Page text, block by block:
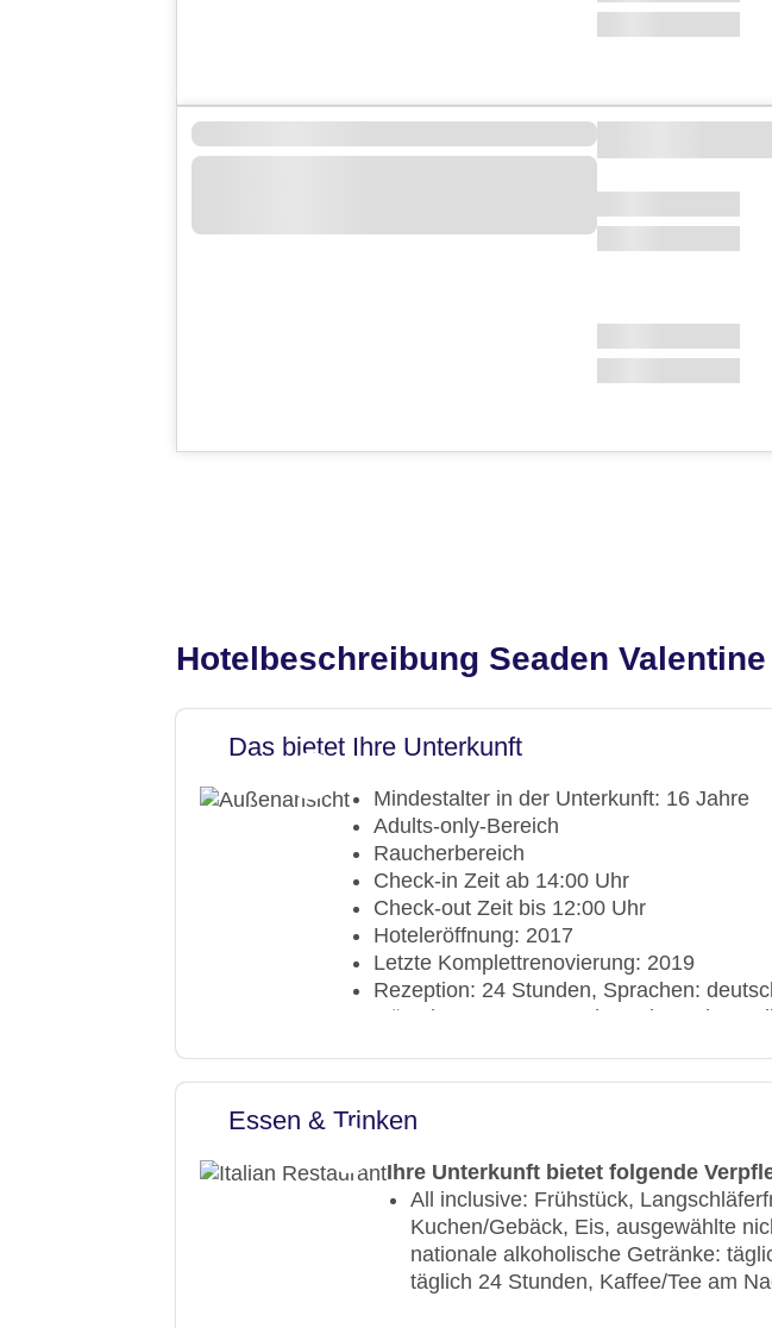
Hotelbeschreibung Seaden
Das bietet Ihre Unterkunft
Mindestalter in der Unterkunft: 16 Jahre
Adults-only-Bereich
Raucherbereich
Check-in Zeit ab 14:00 Uhr
Check-out Zeit bis 12:00 Uhr
Hoteleröffnung: 2017
Letzte Komplettrenovierung: 2019
Rezeption: 24 Stunden, Sprachen:
Gästebetreuung: Sprachen: deutsch,
Pool „Outdoor Pool“: April - Oktober,
Badetücher
Souvenirshop, Ladenzeile, Minimarkt,
Arzt: Sprachen: deutsch, englisch, türkisch
Internet: WLAN/WiFi, im gesamten Hotel
Wäscheservice: gegen Gebühr
Essen & Trinken
Ihre Unterkunft bietet folgende
All inclusive: Frühstück,
Kuchen/Gebäck, Eis, ausgewählte
nationale alkoholische Getränke:
täglich 24 Stunden, Kaffee/Tee am